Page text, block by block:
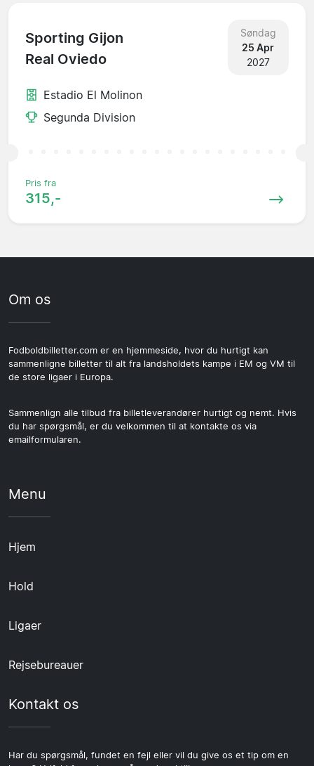
Sporting Gijon
Real Oviedo
Søndag
25 Apr
2027
Estadio El Molinon
Segunda Division
Pris fra
315,-
Om os
Fodboldbilletter.com er en hjemmeside, hvor du hurtigt kan
sammenligne billetter til alt fra landsholdets kampe i EM og VM til
de store ligaer i Europa.
Sammenlign alle tilbud fra billetleverandører hurtigt og nemt. Hvis
du har spørgsmål, er du velkommen til at kontakte os via
emailformularen.
Menu
Hjem
Hold
Ligaer
Rejsebureauer
Kontakt os
Har du spørgsmål, fundet en fejl eller vil du give os et tip om en